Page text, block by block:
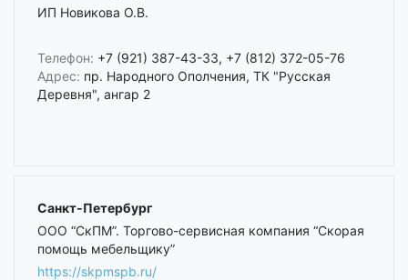
ИП Новикова О.В.
Телефон: +7 (921) 387-43-33, +7 (812) 372-05-76
Адрес: пр. Народного Ополчения, ТК "Русская
Деревня", ангар 2
Санкт-Петербург
ООО “СкПМ”. Торгово-сервисная компания “Скорая
помощь мебельщику”
https://skpmspb.ru/